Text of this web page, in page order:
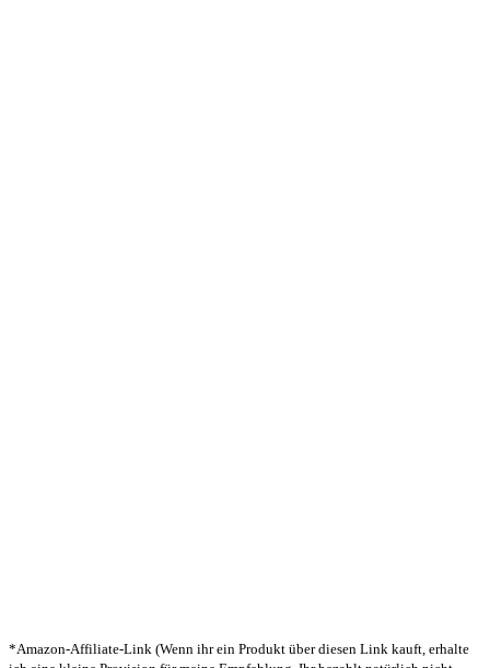
*Amazon-Affiliate-Link (Wenn ihr ein Produkt über diesen Link kauft, erhalte